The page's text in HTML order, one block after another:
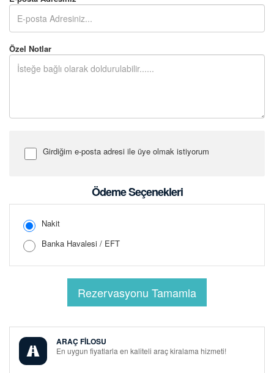
Özel Notlar
Girdiğim e-posta adresi ile üye olmak istiyorum
Şifreyi Tekrar Girin
Ödeme Seçenekleri
Nakit
Banka Havalesi / EFT
ARAÇ FİLOSU
En uygun fiyatlarla en kaliteli araç kiralama hizmeti!